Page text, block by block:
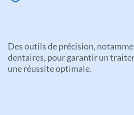
Des outils de précision,
dentaires, pour garantir un
une réussite optimale.